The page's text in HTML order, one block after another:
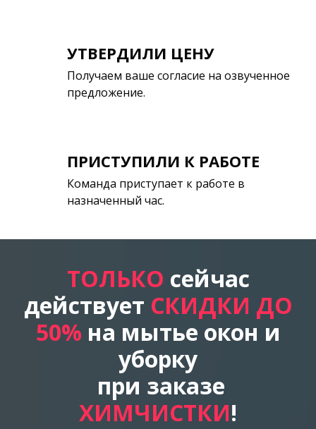
УТВЕРДИЛИ ЦЕНУ
Получаем ваше согласие на озвученное
предложение.
ПРИСТУПИЛИ К РАБОТЕ
Команда приступает к работе в
назначенный час.
ТОЛЬКО сейчас
действует СКИДКИ ДО
50% на мытье окон и
уборку
при заказе
ХИМЧИСТКИ!